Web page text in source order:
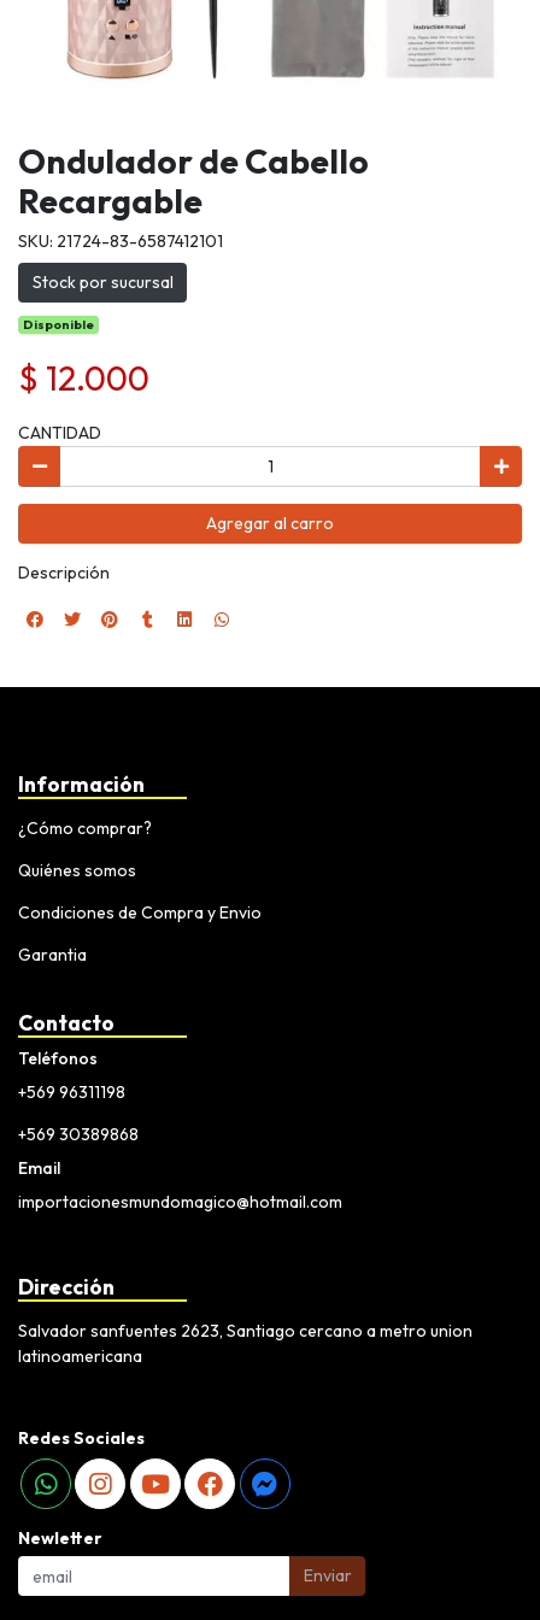
Ondulador de Cabello
Recargable
SKU: 21724-83-6587412101
Stock por sucursal
Disponible
$ 12.000
CANTIDAD
Agregar al carro
Descripción
Información
¿Cómo comprar?
Quiénes somos
Condiciones de Compra y Envio
Garantia
Contacto
Teléfonos
+569 96311198
+569 30389868
Email
importacionesmundomagico@hotmail.com
Dirección
Salvador sanfuentes 2623, Santiago cercano a metro union
latinoamericana
Redes Sociales
Newletter
Enviar